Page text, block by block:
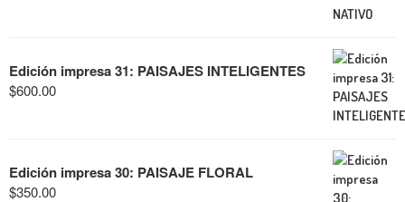
Edición impresa 31: PAISAJES INTELIGENTES
$600.00
Edición impresa 30: PAISAJE FLORAL
$350.00